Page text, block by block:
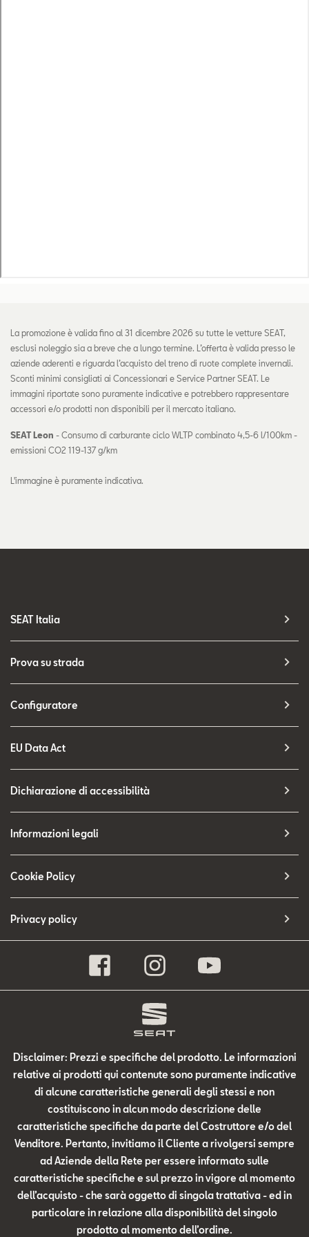
La promozione è valida fino al 31 dicembre 2026 su tutte le vetture SEAT,
esclusi noleggio sia a breve che a lungo termine. L’offerta è valida presso le
aziende aderenti e riguarda l’acquisto del treno di ruote complete invernali.
Sconti minimi consigliati ai Concessionari e Service Partner SEAT. Le
immagini riportate sono puramente indicative e potrebbero rappresentare
accessori e/o prodotti non disponibili per il mercato italiano.
SEAT Leon - Consumo di carburante ciclo WLTP combinato 4,5-6 l/100km -
emissioni CO2 119-137 g/km
L'immagine è puramente indicativa.
SEAT Italia
Prova su strada
Configuratore
EU Data Act
Dichiarazione di accessibilità
Informazioni legali
Cookie Policy
Privacy policy
Disclaimer: Prezzi e specifiche del prodotto. Le informazioni
relative ai prodotti qui contenute sono puramente indicative
di alcune caratteristiche generali degli stessi e non
costituiscono in alcun modo descrizione delle
caratteristiche specifiche da parte del Costruttore e/o del
Venditore. Pertanto, invitiamo il Cliente a rivolgersi sempre
ad Aziende della Rete per essere informato sulle
caratteristiche specifiche e sul prezzo in vigore al momento
dell’acquisto - che sarà oggetto di singola trattativa - ed in
particolare in relazione alla disponibilità del singolo
prodotto al momento dell’ordine.